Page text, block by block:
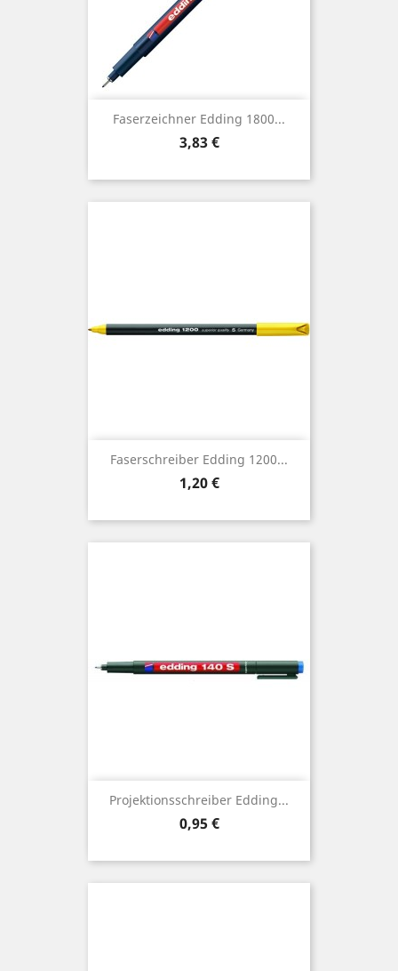
Faserzeichner Edding 1800...
Preis
3,83 €
Faserschreiber Edding 1200...
Preis
1,20 €
Projektionsschreiber Edding...
Preis
0,95 €